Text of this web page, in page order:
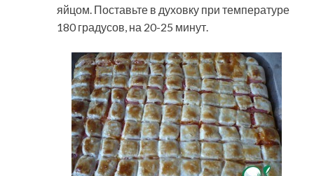
яйцом. Поставьте в духовку при температуре
180 градусов, на 20-25 минут.